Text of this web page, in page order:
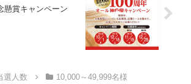
懸賞キャンペーン
選人数 10,000～49,999名様